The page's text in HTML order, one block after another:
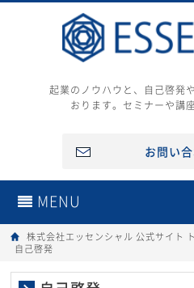
起業のノウハウと、自己啓発
おります。セミナーや講
お問い
MENU
株式会社エッセンシャル 公式サイト
自己啓発